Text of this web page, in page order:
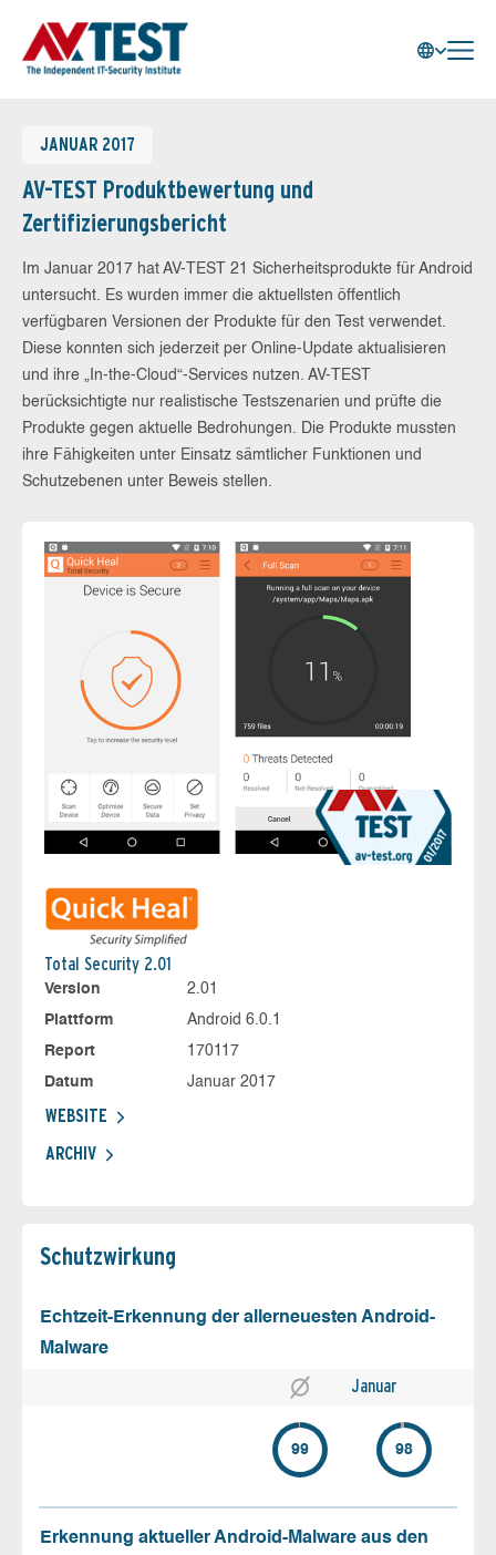
JANUAR 2017
AV-TEST Produktbewertung und
Zertifizierungsbericht
Im Januar 2017 hat AV-TEST 21 Sicherheitsprodukte für Android
untersucht. Es wurden immer die aktuellsten öffentlich
verfügbaren Versionen der Produkte für den Test verwendet.
Diese konnten sich jederzeit per Online-Update aktualisieren
und ihre „In-the-Cloud“-Services nutzen. AV-TEST
berücksichtigte nur realistische Testszenarien und prüfte die
Produkte gegen aktuelle Bedrohungen. Die Produkte mussten
ihre Fähigkeiten unter Einsatz sämtlicher Funktionen und
Schutzebenen unter Beweis stellen.
Total Security 2.01
Version
2.01
Plattform
Android 6.0.1
Report
170117
Datum
Januar 2017
WEBSITE
ARCHIV
Schutz­wirkung
Echtzeit-Erkennung der allerneuesten Android-
Malware
Januar
99 98
Erkennung aktueller Android-Malware aus den